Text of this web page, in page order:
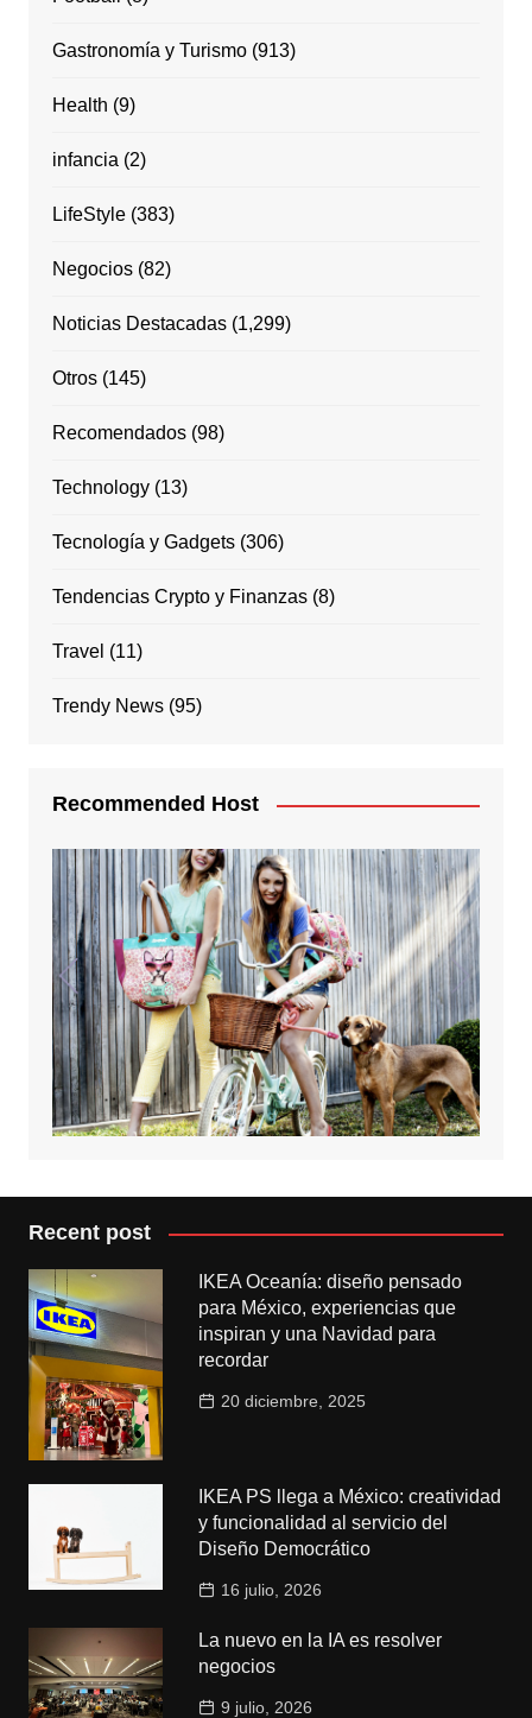
Gastronomía y Turismo(913)
Health (9)
infancia (2)
LifeStyle(383)
Negocios(82)
Noticias Destacadas(1,299)
Otros(145)
Recomendados(98)
Technology(13)
Tecnología y Gadgets(306)
Tendencias Crypto y Finanzas(8)
Travel (11)
Trendy News(95)
Recommended Host
Recent post
IKEA Oceanía: diseño pensado
para México, experiencias que
inspiran y una Navidad para
recordar
20 diciembre, 2025
IKEA PS llega a México: creatividad
y funcionalidad al servicio del
Diseño Democrático
16 julio, 2026
La nuevo en la IA es resolver
negocios
9 julio, 2026